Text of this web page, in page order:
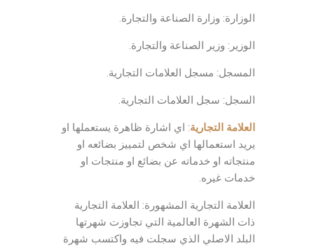
الوزارة: وزارة الصناعة والتجارة.
الوزير: وزير الصناعة والتجارة.
المسجل: مسجل العلامات التجارية.
السجل: سجل العلامات التجارية.
العلامة التجارية: اي اشارة ظاهرة يستعملها او
يريد استعمالها اي شخص لتمييز بضائعه او
منتجاته او خدماته عن بضائع او منتجات او
خدمات غيره.
العلامة التجارية المشهورة: العلامة التجارية
ذات الشهرة العالمية التي تجاوزت شهرتها
البلد الاصلي الذي سجلت فيه واكتسب شهرة